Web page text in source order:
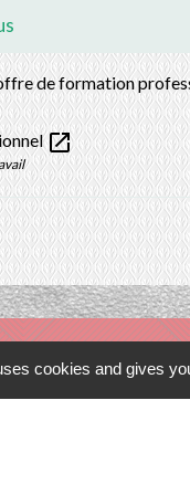
de formation
open_in_new
cookies and gives